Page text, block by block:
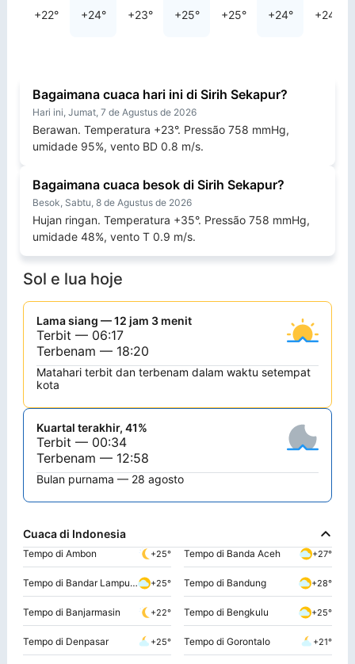
+22° +24° +23° +25° +25° +24° +24°
Bagaimana cuaca hari ini di Sirih Sekapur?
Hari ini, Jumat, 7 de Agustus de 2026
Berawan. Temperatura +23°. Pressão 758 mmHg,
umidade 95%, vento BD 0.8 m/s.
Bagaimana cuaca besok di Sirih Sekapur?
Besok, Sabtu, 8 de Agustus de 2026
Hujan ringan. Temperatura +35°. Pressão 758 mmHg,
umidade 48%, vento T 0.9 m/s.
Sol e lua hoje
Lama siang — 12 jam 3 menit
Terbit — 06:17
Terbenam — 18:20
Matahari terbit dan terbenam dalam waktu setempat
kota
Kuartal terakhir, 41%
Terbit — 00:34
Terbenam — 12:58
Bulan purnama — 28 agosto
Cuaca di Indonesia
Tempo di Ambon +25° Tempo di Banda Aceh +27°
Tempo di Bandar Lampung +25° Tempo di Bandung +28°
Tempo di Banjarmasin +22° Tempo di Bengkulu +25°
Tempo di Denpasar +25° Tempo di Gorontalo +21°